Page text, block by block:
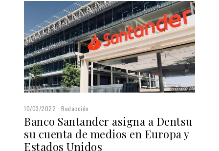
10/03/2022 Redacción
Banco Santander asigna a Dentsu
su cuenta de medios en Europa y
Estados Unidos